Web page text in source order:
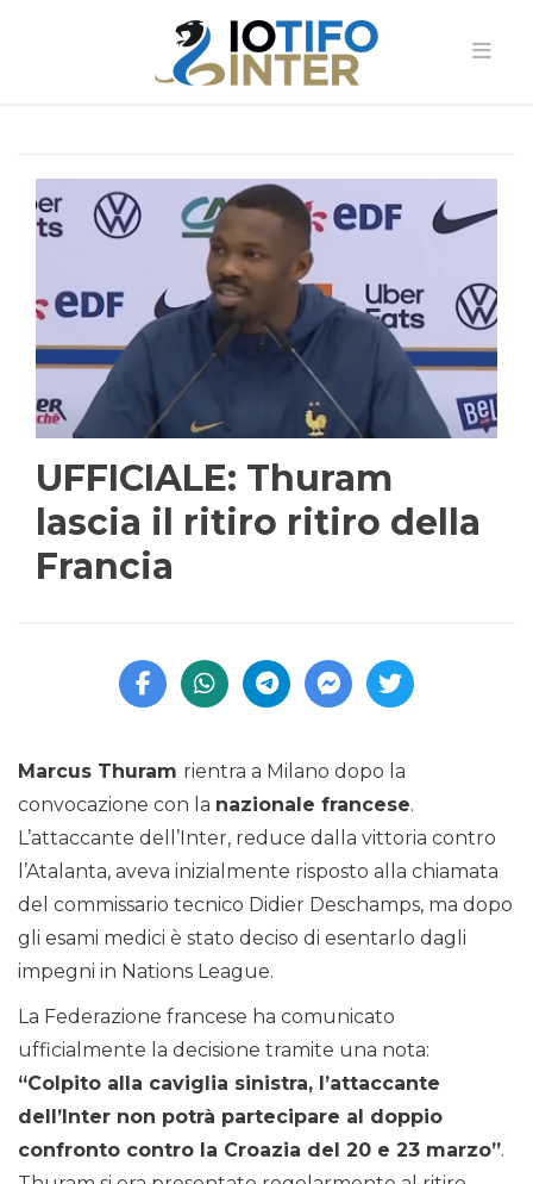
UFFICIALE: Thuram
lascia il ritiro ritiro della
Francia
Marcus Thuram rientra a Milano dopo la
convocazione con la nazionale francese.
L’attaccante dell’Inter, reduce dalla vittoria contro
l’Atalanta, aveva inizialmente risposto alla chiamata
del commissario tecnico Didier Deschamps, ma dopo
gli esami medici è stato deciso di esentarlo dagli
impegni in Nations League.
La Federazione francese ha comunicato
ufficialmente la decisione tramite una nota:
“Colpito alla caviglia sinistra, l’attaccante
dell’Inter non potrà partecipare al doppio
confronto contro la Croazia del 20 e 23 marzo”.